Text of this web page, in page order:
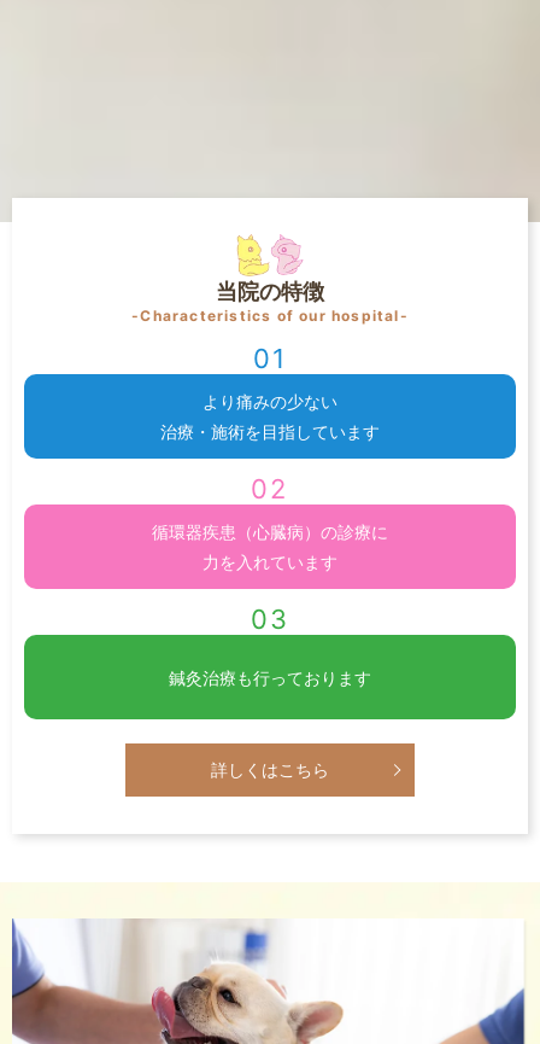
当院の特徴
-Characteristics of our hospital-
01
より痛みの少ない
治療・施術を目指しています
02
循環器疾患
（心臓病）の診療に
力を入れています
03
鍼灸治療も行っております
詳しくはこちら